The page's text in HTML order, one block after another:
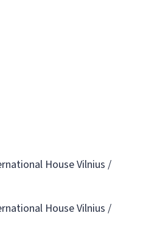
House Vilnius /
House Vilnius /